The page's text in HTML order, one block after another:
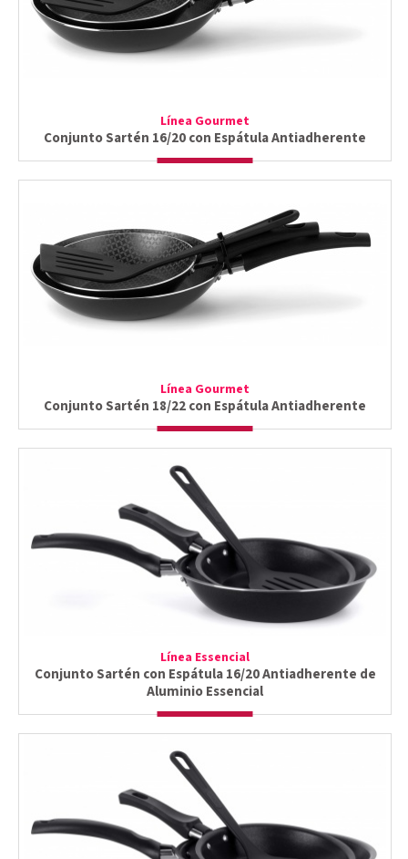
Línea Gourmet
Conjunto Sartén 16/20 con Espátula Antiadherente
Línea Gourmet
Conjunto Sartén 18/22 con Espátula Antiadherente
Línea Essencial
Conjunto Sartén con Espátula 16/20 Antiadherente de
Aluminio Essencial